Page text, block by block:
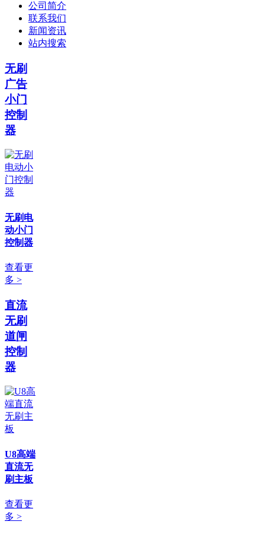
公司简介
联系我们
新闻资讯
站内搜索
无刷
广告
小门
控制
器
无刷电
动小门
控制器
查看更
多 >
直流
无刷
道闸
控制
器
U8高端
直流无
刷主板
查看更
多 >